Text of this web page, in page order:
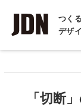
つく
デザ
インタビュ
「切断